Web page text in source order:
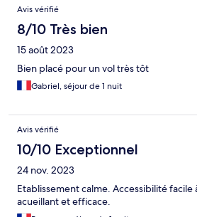
Avis vérifié
8/10 Très bien
15 août 2023
Bien placé pour un vol très tôt
Gabriel, séjour de 1 nuit
Avis vérifié
10/10 Exceptionnel
24 nov. 2023
Etablissement calme. Accessibilité
acueillant et efficace.